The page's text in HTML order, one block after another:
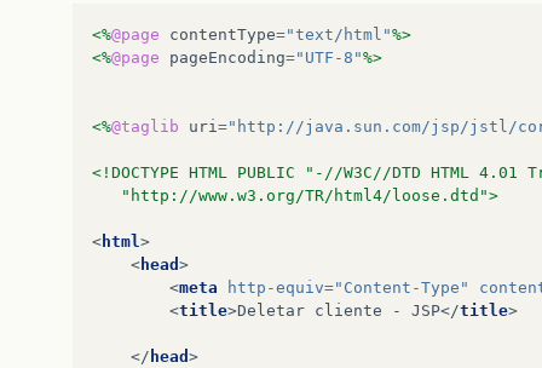
<%@page contentType="text/html"%>
<%@page pageEncoding="UTF-8"%>
<%@taglib uri="http://java.sun.com/jsp/jstl/
<!DOCTYPE HTML PUBLIC "-//W3C//DTD HTML
   "http://www.w3.org/TR/html4/loose.dtd">
< html>
< head >
<meta http-equiv="Content-Type"
<title>Deletar cliente - JSP</title>
</ head >